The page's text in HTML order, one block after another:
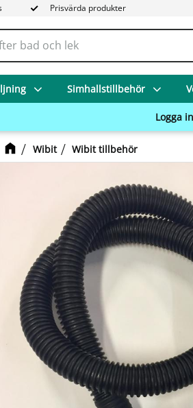
Prisvärda produkter
Simhallstillbehör
Logga
Wibit Wibit tillbehör